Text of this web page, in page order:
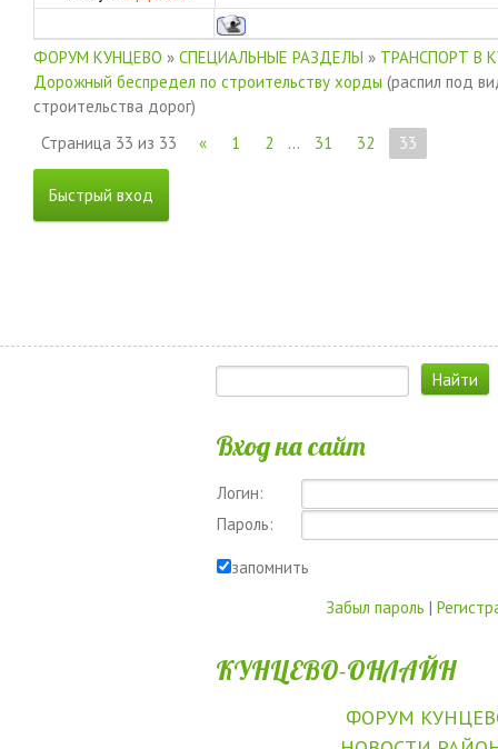
ФОРУМ КУНЦЕВО » СПЕЦИАЛЬНЫЕ РАЗДЕЛЫ » ТРАНСПОРТ В
Дорожный беспредел по строительству хорды (распил под
строительства дорог)
Страница 33 из 33 « 1 2 … 31 32 33
Вход на сайт
Логин:
Пароль:
запомнить
Забыл пароль |
КУНЦЕВО-ОНЛАЙН
ФОРУМ